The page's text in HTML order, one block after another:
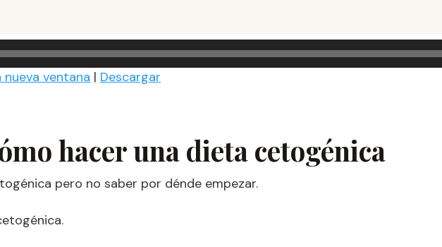
nueva ventana | Descargar
hacer una dieta cetogénica
pero no saber por dénde empezar.